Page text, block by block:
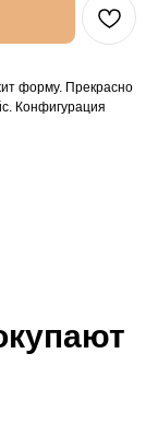
форму. Прекрасно
Конфигурация